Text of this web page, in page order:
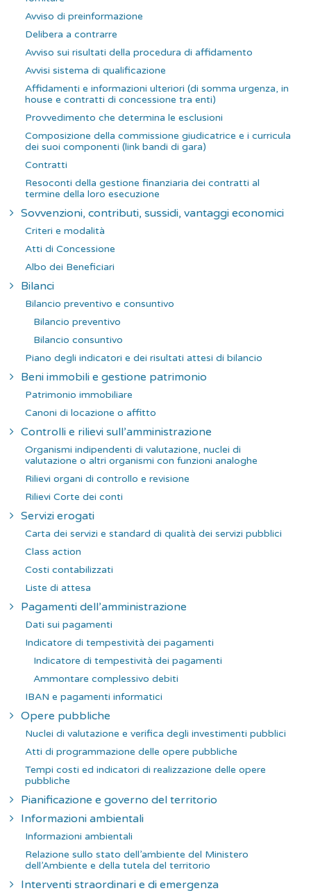
Avviso di preinformazione
Delibera a contrarre
Avviso sui risultati della procedura di affidamento
Avvisi sistema di qualificazione
Affidamenti e informazioni ulteriori (di somma urgenza, in
house e contratti di concessione tra enti)
Provvedimento che determina le esclusioni
Composizione della commissione giudicatrice e i curricula
dei suoi componenti (link bandi di gara)
Contratti
Resoconti della gestione finanziaria dei contratti al
termine della loro esecuzione
Sovvenzioni, contributi, sussidi, vantaggi economici
Criteri e modalità
Atti di Concessione
Albo dei Beneficiari
Bilanci
Bilancio preventivo e consuntivo
Bilancio preventivo
Bilancio consuntivo
Piano degli indicatori e dei risultati attesi di bilancio
Beni immobili e gestione patrimonio
Patrimonio immobiliare
Canoni di locazione o affitto
Controlli e rilievi sull’amministrazione
Organismi indipendenti di valutazione, nuclei di
valutazione o altri organismi con funzioni analoghe
Rilievi organi di controllo e revisione
Rilievi Corte dei conti
Servizi erogati
Carta dei servizi e standard di qualità dei servizi pubblici
Class action
Costi contabilizzati
Liste di attesa
Pagamenti dell’amministrazione
Dati sui pagamenti
Indicatore di tempestività dei pagamenti
Indicatore di tempestività dei pagamenti
Ammontare complessivo debiti
IBAN e pagamenti informatici
Opere pubbliche
Nuclei di valutazione e verifica degli investimenti pubblici
Atti di programmazione delle opere pubbliche
Tempi costi ed indicatori di realizzazione delle opere
pubbliche
Pianificazione e governo del territorio
Informazioni ambientali
Informazioni ambientali
Relazione sullo stato dell’ambiente del Ministero
dell’Ambiente e della tutela del territorio
Interventi straordinari e di emergenza